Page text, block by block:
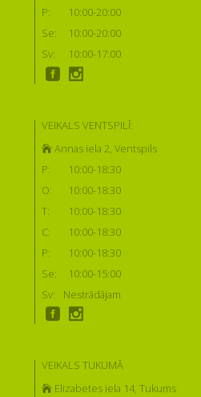
P:
10:00-20:00
Se:
10:00-20:00
Sv:
10:00-17:00
VEIKALS VENTSPILĪ:
Annas iela 2, Ventspils
P:
10:00-18:30
O:
10:00-18:30
T:
10:00-18:30
C:
10:00-18:30
P:
10:00-18:30
Se:
10:00-15:00
Sv:
Nestrādājam
VEIKALS TUKUMĀ
Elizabetes iela 14, Tukums